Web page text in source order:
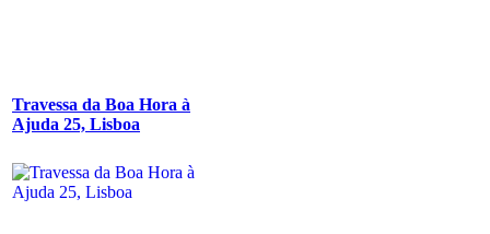
Travessa da Boa Hora à
Ajuda 25, Lisboa